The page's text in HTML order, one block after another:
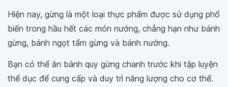
Hiện nay, gừng là một loại thực phẩm được sử dụng phổ
biến trong hầu hết các món nướng, chẳng hạn như bánh
gừng, bánh ngọt tẩm gừng và bánh nướng.
Bạn có thể ăn bánh quy gừng chanh trước khi tập luyện
thể dục để cung cấp và duy trì năng lượng cho cơ thể.